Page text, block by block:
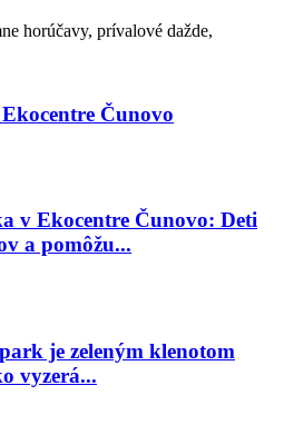
horúčavy, prívalové dažde,
Čunovo
v Ekocentre Čunovo: Deti
a pomôžu...
je zeleným klenotom
vyzerá...